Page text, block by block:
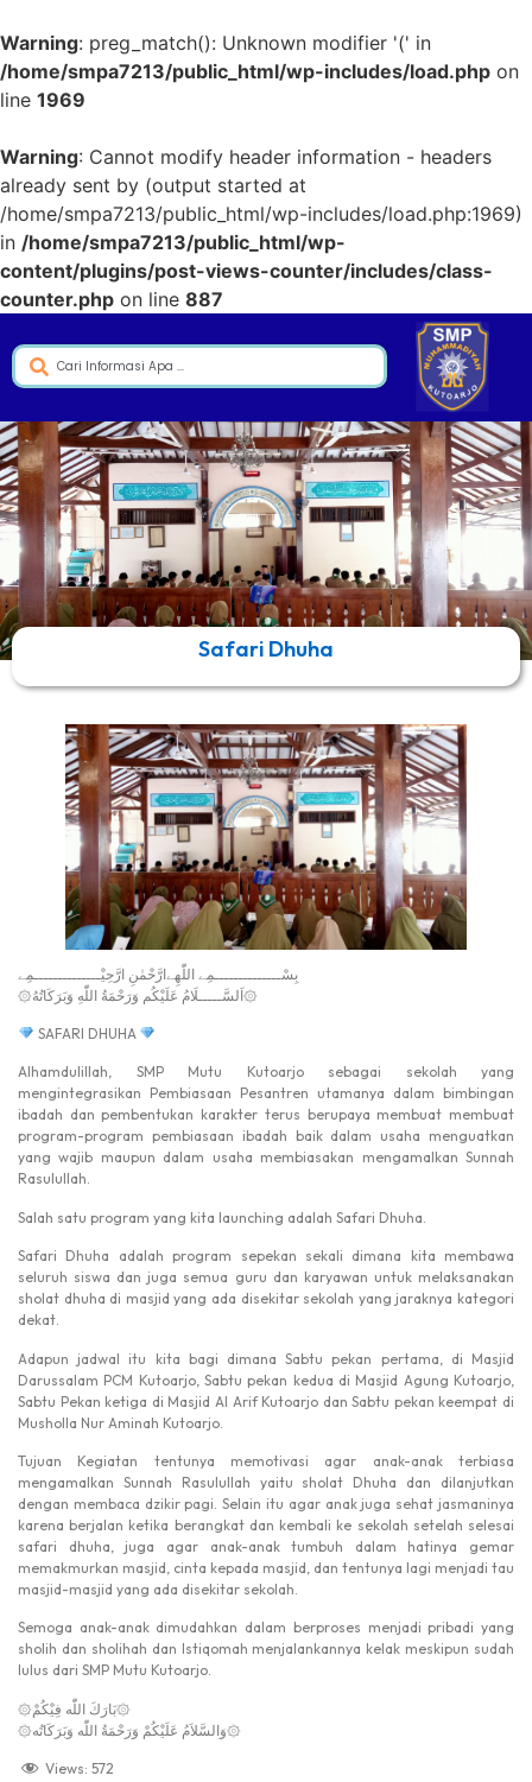
Warning: preg_match(): Unknown modifier '(' in
/home/smpa7213/public_html/wp-includes/load.php on
line 1969
Warning: Cannot modify header information - headers
already sent by (output started at
/home/smpa7213/public_html/wp-includes/load.php:1969)
in /home/smpa7213/public_html/wp-
content/plugins/post-views-counter/includes/class-
counter.php on line 887
Safari Dhuha
بِسْــــــــــــــمِے اللّٰهِےارَّحْمٰنِ ارَّحِيْــــــــــــــمِے
۞اَلسَّـــــلَامُ عَلَيْکُم وَرَحْمَةُ اللّٰهِ وَبَرَکَاتُهُ۞
SAFARI DHUHA
Alhamdulillah, SMP Mutu Kutoarjo sebagai sekolah yang
mengintegrasikan Pembiasaan Pesantren utamanya dalam bimbingan
ibadah dan pembentukan karakter terus berupaya membuat membuat
program-program pembiasaan ibadah baik dalam usaha menguatkan
yang wajib maupun dalam usaha membiasakan mengamalkan Sunnah
Rasulullah.
Salah satu program yang kita launching adalah Safari Dhuha.
Safari Dhuha adalah program sepekan sekali dimana kita membawa
seluruh siswa dan juga semua guru dan karyawan untuk melaksanakan
sholat dhuha di masjid yang ada disekitar sekolah yang jaraknya kategori
dekat.
Adapun jadwal itu kita bagi dimana Sabtu pekan pertama, di Masjid
Darussalam PCM Kutoarjo, Sabtu pekan kedua di Masjid Agung Kutoarjo,
Sabtu Pekan ketiga di Masjid Al Arif Kutoarjo dan Sabtu pekan keempat di
Musholla Nur Aminah Kutoarjo.
Tujuan Kegiatan tentunya memotivasi agar anak-anak terbiasa
mengamalkan Sunnah Rasulullah yaitu sholat Dhuha dan dilanjutkan
dengan membaca dzikir pagi. Selain itu agar anak juga sehat jasmaninya
karena berjalan ketika berangkat dan kembali ke sekolah setelah selesai
safari dhuha, juga agar anak-anak tumbuh dalam hatinya gemar
memakmurkan masjid, cinta kepada masjid, dan tentunya lagi menjadi tau
masjid-masjid yang ada disekitar sekolah.
Semoga anak-anak dimudahkan dalam berproses menjadi pribadi yang
sholih dan sholihah dan Istiqomah menjalankannya kelak meskipun sudah
lulus dari SMP Mutu Kutoarjo.
۞بَارَكَ اللّٰه فِيْكُمْ۞
۞و‌َالسَّلاَمُ عَلَيْكُمْ وَرَحْمَةُ اللّٰه وَبَرَكَاتُه۞
Views: 572